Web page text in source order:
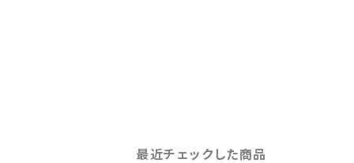
最近チェックした商品